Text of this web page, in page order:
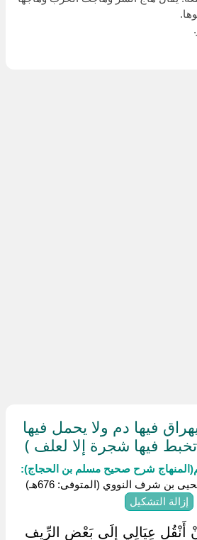
فيها دم ولا يحمل فيها
تخبط فيها شجرة إلا لعلف )
شرح صحيح مسلم بن الحجاج):
بن شرف النووي (المتوفى: 676هـ)
إزالة التشكيل
أَنْقُل عِيَالِي إِلَى بَعْض الرِّيف